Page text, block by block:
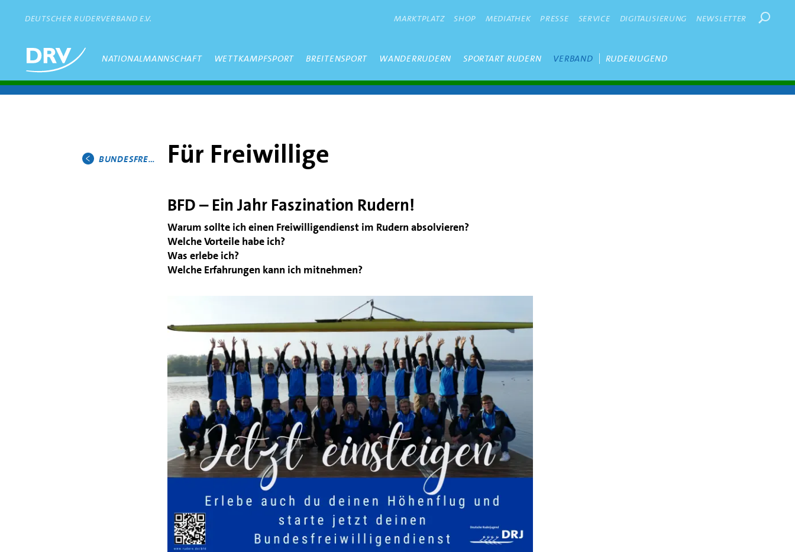
DEUTSCHER RUDERVERBAND E.V. METANAVIGATION
MARKTPLATZ SHOP MEDIATHEK PRESSE SERVICE DIGITALISIERUNG NEWSLETTER
Hauptmenü
NATIONALMANNSCHAFT WETTKAMPFSPORT BREITENSPORT WANDERRUDERN SPORTART RUDERN VERBAND RUDERJUGEND
Für Freiwillige
Hauptmenü
BUNDESFREIWILLIGENDIENST
BFD – Ein Jahr Faszination Rudern!
Warum sollte ich einen Freiwilligendienst im Rudern absolvieren?
Welche Vorteile habe ich?
Was erlebe ich?
Welche Erfahrungen kann ich mitnehmen?